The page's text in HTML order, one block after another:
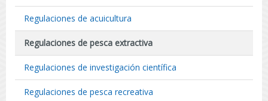
Regulaciones de acuicultura
Regulaciones de pesca extractiva
Regulaciones de investigación científica
Regulaciones de pesca recreativa